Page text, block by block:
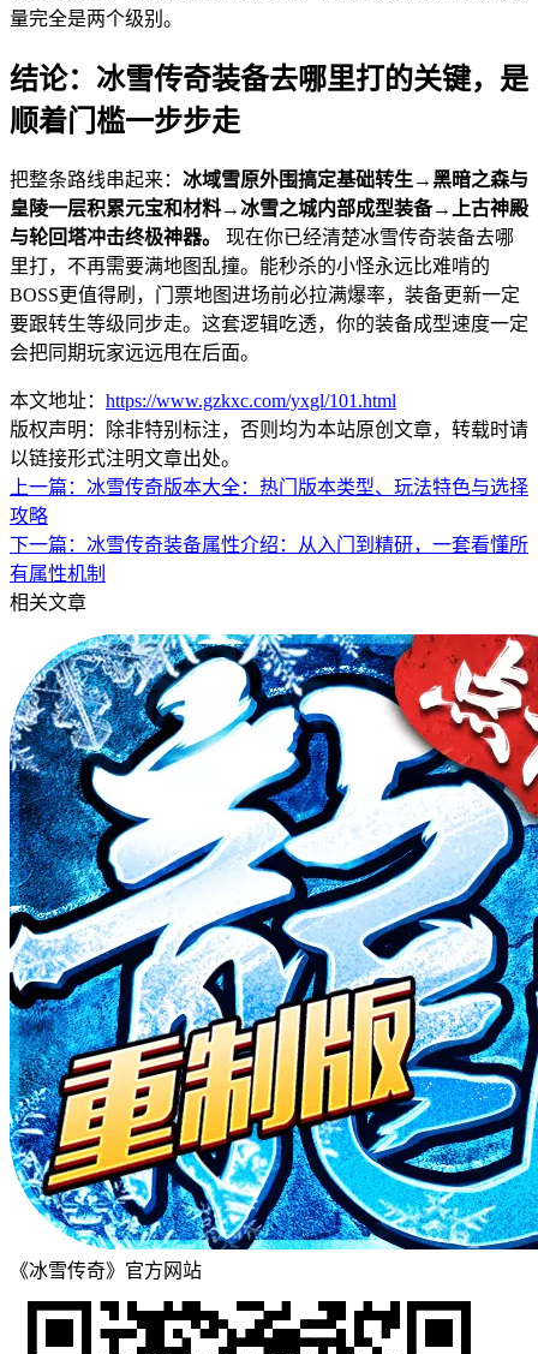
量完全是两个级别。
结论：冰雪传奇装备去哪里打的关键，是
顺着门槛一步步走
把整条路线串起来： 冰域雪原外围搞定基础转生→黑暗之森与
皇陵一层积累元宝和材料→冰雪之城内部成型装备→上古神殿
与轮回塔冲击终极神器。
现在你已经清楚冰雪传奇装备去哪
里打，不再需要满地图乱撞。能秒杀的小怪永远比难啃的
BOSS更值得刷，门票地图进场前必拉满爆率，装备更新一定
要跟转生等级同步走。这套逻辑吃透，你的装备成型速度一定
会把同期玩家远远甩在后面。
本文地址： https://www.gzkxc.com/yxgl/101.html
版权声明：除非特别标注，否则均为本站原创文章，转载时请
以链接形式注明文章出处。
上一篇： 冰雪传奇版本大全：热门版本类型、玩法特色与选择
攻略
下一篇： 冰雪传奇装备属性介绍：从入门到精研，一套看懂所
有属性机制
相关文章
《冰雪传奇》官方网站